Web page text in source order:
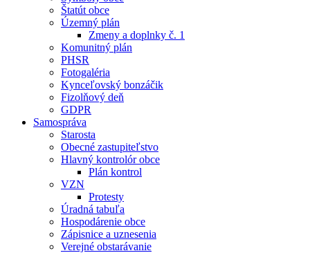
Štatút obce
Územný plán
Zmeny a doplnky č. 1
Komunitný plán
PHSR
Fotogaléria
Kynceľovský bonzáčik
Fizolňový deň
GDPR
Samospráva
Starosta
Obecné zastupiteľstvo
Hlavný kontrolór obce
Plán kontrol
VZN
Protesty
Úradná tabuľa
Hospodárenie obce
Zápisnice a uznesenia
Verejné obstarávanie